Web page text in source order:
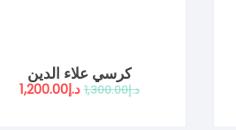
كرسي علاء الدين
د.إ1,300.00السعر
الأصلي
د.إ1,200.00